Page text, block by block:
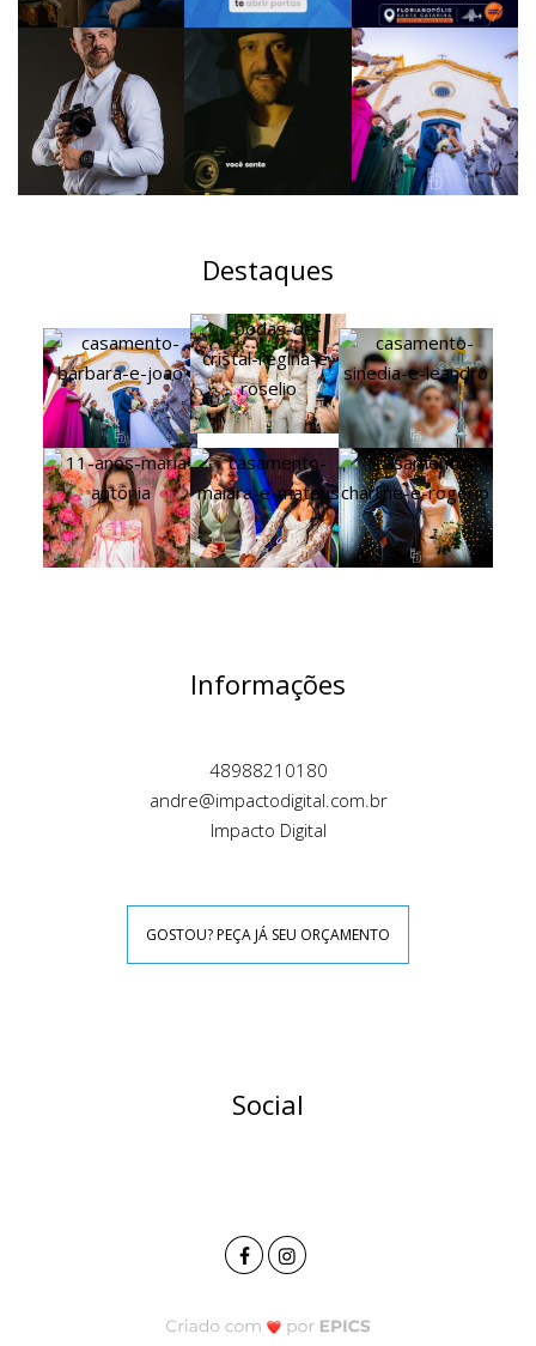
Destaques
Informações
48988210180
andre@impactodigital.com.br
Impacto Digital
GOSTOU? PEÇA JÁ SEU ORÇAMENTO
Social